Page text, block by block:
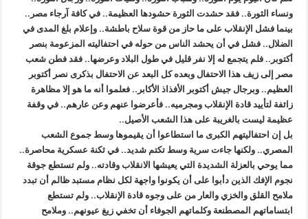
ونساء الثورة.. فقد حشدت الثورة حشودها العظيمة.. في كافة آرجاء مصر..
بينما فشل الإنقلاب على ما حاز من قوة سلاح باطشة.. وإعلام بلغ المدى في
الضلال.. فشل في أن يحشد الناس من حوله في احتفاليته المزعومة بنصر
أكتوبر.. فلم يتجمع له إلا نفر قليل في طول البلاد وعرضها.. فقد فطن شعب
مصر إلى زيف هذا الاحتفال وبعده كل البعد عن الاحتفال بذكرى نصر أكتوبر
العظيم.. وبرجال جيش أكتوبر الأفذاذ الأكابر.. فعلموا أنه ما هو إلا مظاهرة
زائفة لتأييد قادة الإنقلاب ومجرميه.. فأعرضوا عنهم وعن عارهم.. في وقفة
عظيمة ليست بالغريبة على هذا الشعب الأصيل..
بل إن احتفاليتهم الكبرى ما استطاعوا أن يقيموها وسط جموع الشعب
المصري.. ولكنها جاءت سرية وسط تكتم شديد.. في ثكنة عسكرية محاصرة..
مما يوحي بالعزلة الشديدة التي يعيشها الانقلاب وقادته.. ولم تستطع جوقة
نجوم الإفك الذين دأبوا على أن يكونوا واجهة لكل نظام مستبد ظالم أن تبدد
ملامح القلق والخزي والعار من على وجوه قادة الإنقلاب.. ولم تستطع
ابتساماتهم المصطنعة وكلماتهم الجوفاء أن تخفي زيغ عيونهم.. وملامح